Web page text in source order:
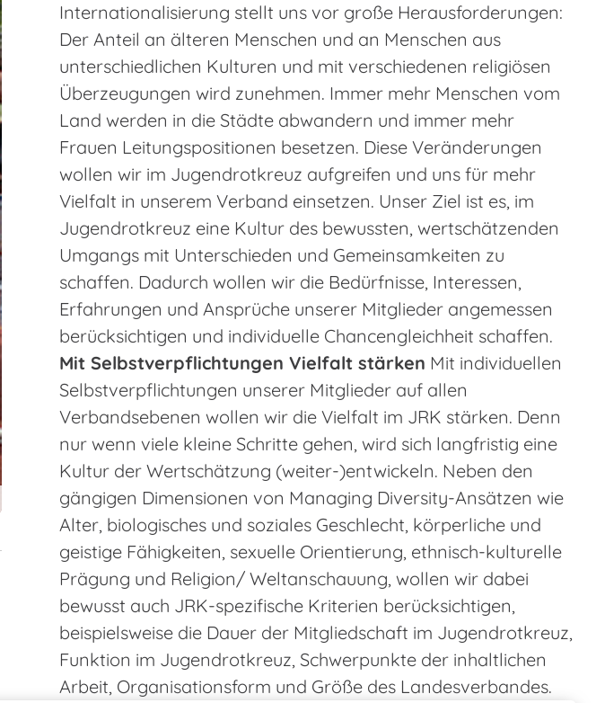
Internationalisierung stellt uns vor große Herausforderungen:
Der Anteil an älteren Menschen und an Menschen aus
unterschiedlichen Kulturen und mit verschiedenen religiösen
Überzeugungen wird zunehmen. Immer mehr Menschen vom
Land werden in die Städte abwandern und immer mehr
Frauen Leitungspositionen besetzen. Diese Veränderungen
wollen wir im Jugendrotkreuz aufgreifen und uns für mehr
Vielfalt in unserem Verband einsetzen. Unser Ziel ist es, im
Jugendrotkreuz eine Kultur des bewussten, wertschätzenden
Umgangs mit Unterschieden und Gemeinsamkeiten zu
schaffen. Dadurch wollen wir die Bedürfnisse, Interessen,
Erfahrungen und Ansprüche unserer Mitglieder angemessen
berücksichtigen und individuelle Chancengleichheit schaffen.
Mit Selbstverpflichtungen Vielfalt stärken Mit individuellen
Selbstverpflichtungen unserer Mitglieder auf allen
Verbandsebenen wollen wir die Vielfalt im JRK stärken. Denn
nur wenn viele kleine Schritte gehen, wird sich langfristig eine
Kultur der Wertschätzung (weiter-)entwickeln. Neben den
gängigen Dimensionen von Managing Diversity-Ansätzen wie
Alter, biologisches und soziales Geschlecht, körperliche und
geistige Fähigkeiten, sexuelle Orientierung, ethnisch-kulturelle
Prägung und Religion/ Weltanschauung, wollen wir dabei
bewusst auch JRK-spezifische Kriterien berücksichtigen,
beispielsweise die Dauer der Mitgliedschaft im Jugendrotkreuz,
Funktion im Jugendrotkreuz, Schwerpunkte der inhaltlichen
Arbeit, Organisationsform und Größe des Landesverbandes.